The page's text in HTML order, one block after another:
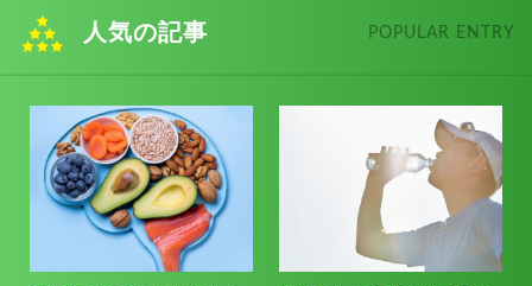
人気の記事 POPULAR ENTRY